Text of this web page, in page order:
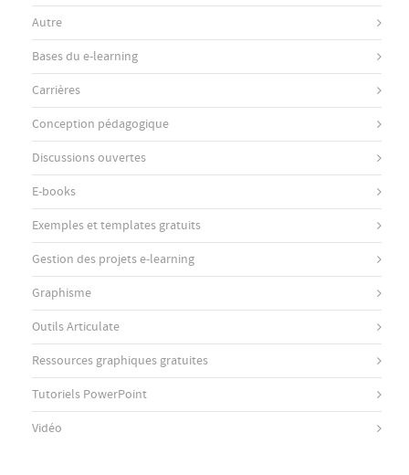
Autre
Bases du e-learning
Carrières
Conception pédagogique
Discussions ouvertes
E-books
Exemples et templates gratuits
Gestion des projets e-learning
Graphisme
Outils Articulate
Ressources graphiques gratuites
Tutoriels PowerPoint
Vidéo